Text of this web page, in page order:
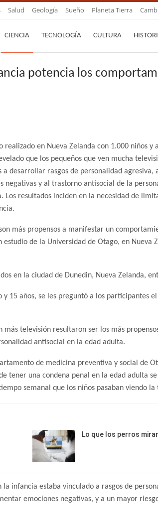
Salud Geología Sueño Planeta Tierra
CIENCIA TECNOLOGÍA CULTURA
potencia los
realizado en Nueva Zelanda con 1.000 niños y
que los pequeños que ven mucha
a desarrollar rasgos de personalidad agresiva,
negativas y al trastorno antisocial de la
Los resultados inciden en la necesidad de
más propensos a manifestar un
de la Universidad de Otago, en Nueva
en la ciudad de Dunedin, Nueva Zelanda,
15 años, se les preguntó a los participantes
televisión resultaron ser los más
antisocial en la edad adulta.
de medicina preventiva y social de
tener una condena penal en la edad adulta
semanal que los niños pasaban viendo la
Lo que los perros
infancia estaba vinculado a rasgos de
emociones negativas, y a un mayor